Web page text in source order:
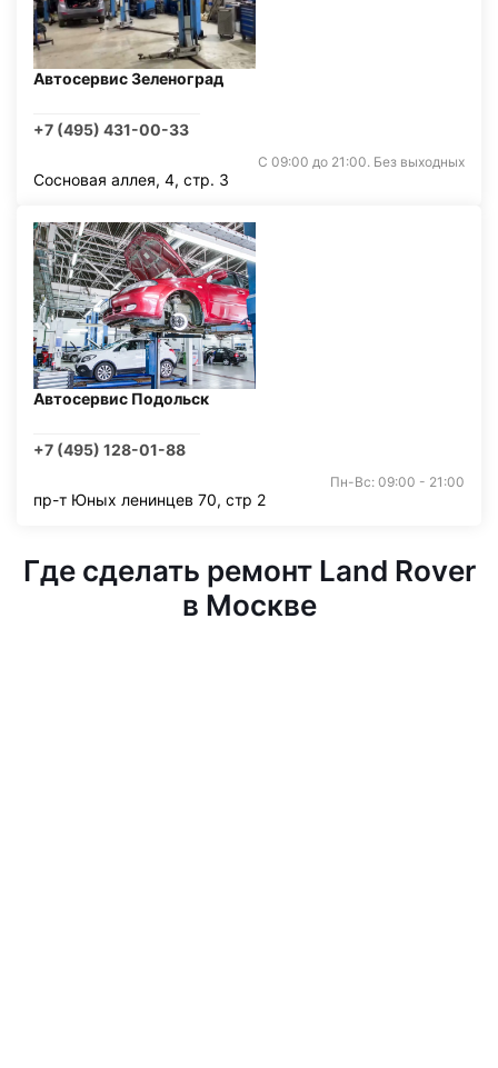
Автосервис Зеленоград
+7 (495) 431-00-33
С 09:00 до 21:00. Без выходных
Сосновая аллея, 4, стр. 3
Автосервис Подольск
+7 (495) 128-01-88
Пн-Вс: 09:00 - 21:00
пр-т Юных ленинцев 70, стр 2
Где сделать ремонт Land Rover
в Москве